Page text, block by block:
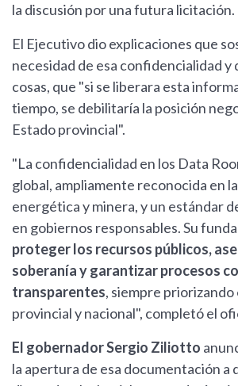
la discusión por una futura licitación.
El Ejecutivo dio explicaciones que
necesidad de esa confidencialidad y
cosas, que "si se liberara esta
tiempo, se debilitaría la posición
Estado provincial".
"La confidencialidad en los Data
global, ampliamente reconocida en
energética y minera, y un estándar
en gobiernos responsables. Su
proteger los recursos públicos,
soberanía y garantizar procesos
transparentes, siempre
provincial y nacional", completó el
El gobernador Sergio Ziliotto
la apertura de esa documentación a